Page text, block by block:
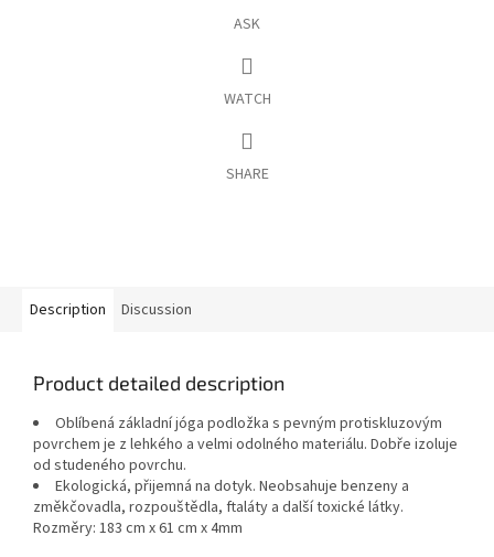
ASK
WATCH
SHARE
Description Discussion
Product detailed description
Oblíbená základní jóga podložka s pevným protiskluzovým
povrchem je z lehkého a velmi odolného materiálu. Dobře izoluje
od studeného povrchu.
Ekologická, přijemná na dotyk. Neobsahuje benzeny a
změkčovadla, rozpouštědla, ftaláty a další toxické látky.
Rozměry: 183 cm x 61 cm x 4mm